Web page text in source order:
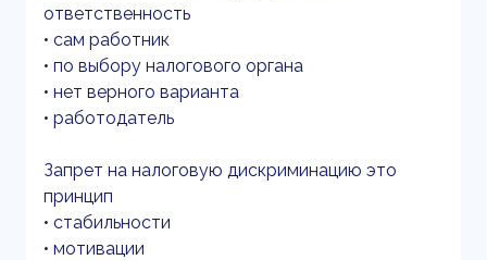
ответственность
• сам работник
• по выбору налогового органа
• нет верного варианта
• работодатель
Запрет на налоговую дискриминацию это
принцип
• стабильности
• мотивации